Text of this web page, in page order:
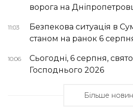
ворога на
11:03
Безпекова ситуація в
станом на ранок 6
10:06
Сьогодні, 6 серпня,
Господнього 2026
Більше новин